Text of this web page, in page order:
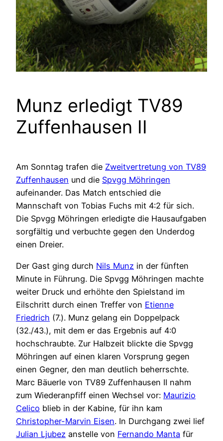
Munz erledigt TV89
Zuffenhausen II
Am Sonntag trafen die Zweitvertretung von TV89
Zuffenhausen und die Spvgg Möhringen
aufeinander. Das Match entschied die
Mannschaft von Tobias Fuchs mit 4:2 für sich.
Die Spvgg Möhringen erledigte die Hausaufgaben
sorgfältig und verbuchte gegen den Underdog
einen Dreier.
Der Gast ging durch Nils Munz in der fünften
Minute in Führung. Die Spvgg Möhringen machte
weiter Druck und erhöhte den Spielstand im
Eilschritt durch einen Treffer von Etienne
Friedrich (7.). Munz gelang ein Doppelpack
(32./43.), mit dem er das Ergebnis auf 4:0
hochschraubte. Zur Halbzeit blickte die Spvgg
Möhringen auf einen klaren Vorsprung gegen
einen Gegner, den man deutlich beherrschte.
Marc Bäuerle von TV89 Zuffenhausen II nahm
zum Wiederanpfiff einen Wechsel vor: Maurizio
Celico blieb in der Kabine, für ihn kam
Christopher-Marvin Eisen. In Durchgang zwei lief
Julian Ljubez anstelle von Fernando Manta für